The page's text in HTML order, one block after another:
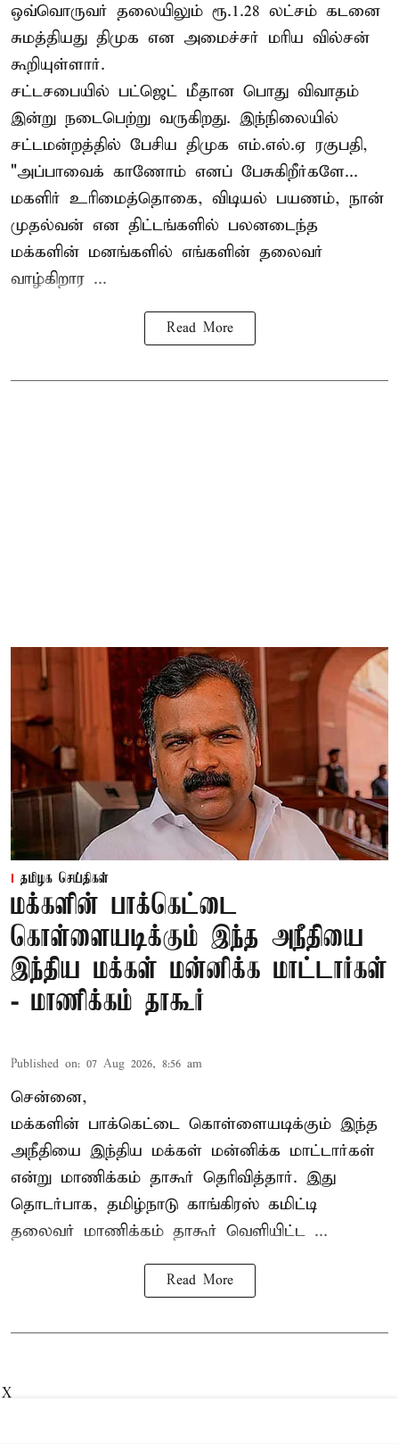
ஒவ்வொருவர் தலையிலும் ரூ.1.28 லட்சம் கடனை
சுமத்தியது திமுக என அமைச்சர் மரிய வில்சன்
கூறியுள்ளார்.
சட்டசபையில் பட்ஜெட் மீதான பொது விவாதம்
இன்று நடைபெற்று வருகிறது. இந்நிலையில்
சட்டமன்றத்தில் பேசிய திமுக எம்.எல்.ஏ ரகுபதி,
"அப்பாவைக் காணோம் எனப் பேசுகிறீர்களே...
மகளிர் உரிமைத்தொகை, விடியல் பயணம், நான்
முதல்வன் என திட்டங்களில் பலனடைந்த
மக்களின் மனங்களில் எங்களின் தலைவர்
வாழ்கிறார ...
Read More
தமிழக செய்திகள்
மக்களின் பாக்கெட்டை
கொள்ளையடிக்கும் இந்த அநீதியை
இந்திய மக்கள் மன்னிக்க மாட்டார்கள்
- மாணிக்கம் தாகூர்
Published on: 07 Aug 2026, 8:56 am
சென்னை,
மக்களின் பாக்கெட்டை கொள்ளையடிக்கும் இந்த
அநீதியை இந்திய மக்கள் மன்னிக்க மாட்டார்கள்
என்று மாணிக்கம் தாகூர் தெரிவித்தார். இது
தொடர்பாக, தமிழ்நாடு காங்கிரஸ் கமிட்டி
தலைவர் மாணிக்கம் தாகூர் வெளியிட்ட ...
Read More
X